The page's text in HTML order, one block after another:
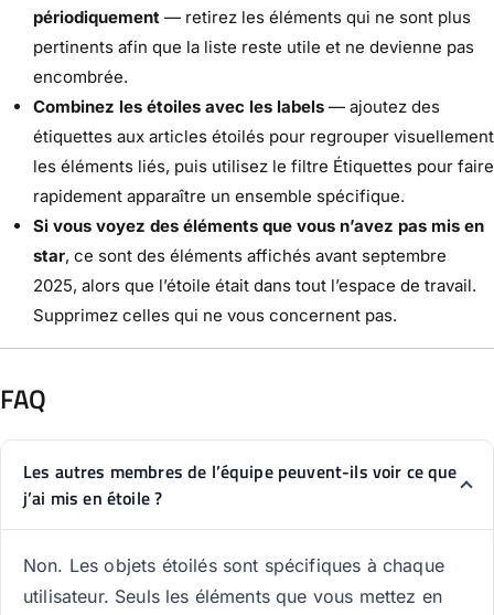
périodiquement — retirez les éléments qui ne sont plus
pertinents afin que la liste reste utile et ne devienne pas
encombrée.
Combinez les étoiles avec les labels — ajoutez des
étiquettes aux articles étoilés pour regrouper visuellement
les éléments liés, puis utilisez le filtre Étiquettes pour faire
rapidement apparaître un ensemble spécifique.
Si vous voyez des éléments que vous n’avez pas mis en
star, ce sont des éléments affichés avant septembre
2025, alors que l’étoile était dans tout l’espace de travail.
Supprimez celles qui ne vous concernent pas.
FAQ
Les autres membres de l’équipe peuvent-ils voir ce que
j’ai mis en étoile ?
Non. Les objets étoilés sont spécifiques à chaque
utilisateur. Seuls les éléments que vous mettez en